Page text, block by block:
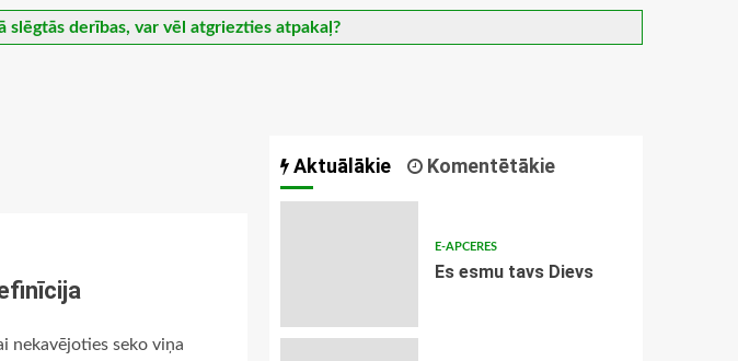
slēgtās derības, var vēl atgriezties atpakaļ?
nekavējoties seko viņa
Aktuālākie Komentētākie
E-APCERES
Es esmu tavs Dievs